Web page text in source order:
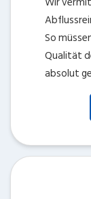
So
Qualität
absolut